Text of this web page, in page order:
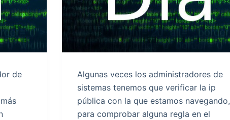
de
Algunas veces los administradores de
sistemas tenemos que verificar la ip
pública con la que estamos navegando,
para comprobar alguna regla en el